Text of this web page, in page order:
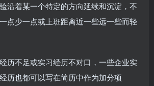
沿着某一个特定的方向延续和沉淀，不
点少一点或上班距离近一些远一些而轻
历不足或实习经历不对口，一些企业实
历也都可以写在简历中作为加分项